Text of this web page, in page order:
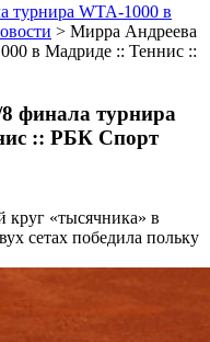
турнира WTA-1000 в
> Мирра Андреева
в Мадриде :: Теннис ::
финала турнира
:: РБК Спорт
«тысячника» в
сетах победила польку